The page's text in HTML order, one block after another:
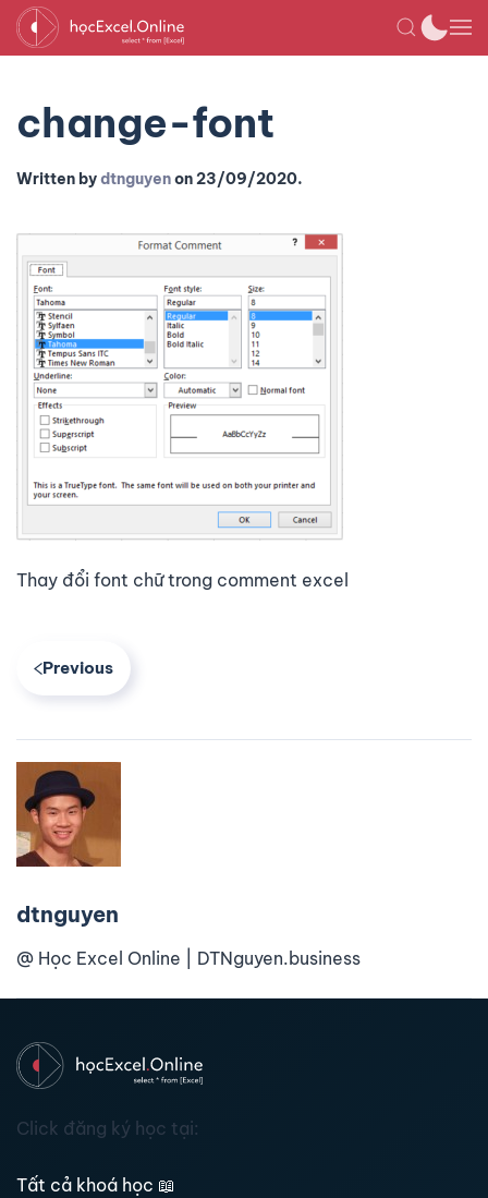
change-font
Written bydtnguyenon23/09/2020.
Thay đổi font chữ trong comment excel
Previous
dtnguyen
@ Học Excel Online | DTNguyen.business
Click đăng ký học tại:
Tất cả khoá học 📖